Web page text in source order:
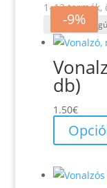
1–12 termék,
db)
1.50€
-6%
-6%
-9%
-9%